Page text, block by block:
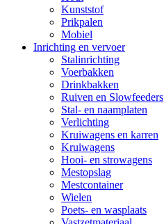
Kunststof
Prikpalen
Mobiel
Inrichting en vervoer
Stalinrichting
Voerbakken
Drinkbakken
Ruiven en Slowfeeders
Stal- en naamplaten
Verlichting
Kruiwagens en karren
Kruiwagens
Hooi- en strowagens
Mestopslag
Mestcontainer
Wielen
Poets- en wasplaats